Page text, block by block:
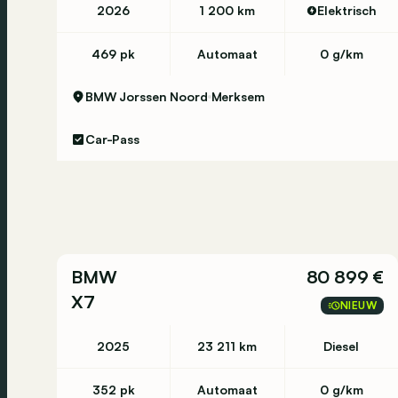
2026 1 200 km Elektrisch
469 pk Automaat 0 g/km
BMW Jorssen Noord Merksem
Car-Pass
BMW
X7
80 899 €
NIEUW
2025 23 211 km Diesel
352 pk Automaat 0 g/km